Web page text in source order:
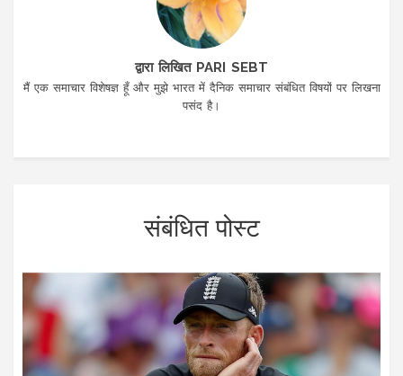
द्वारा लिखित PARI SEBT
मैं एक समाचार विशेषज्ञ हूँ और मुझे भारत में दैनिक समाचार संबंधित विषयों पर लिखना
पसंद है।
संबंधित पोस्ट